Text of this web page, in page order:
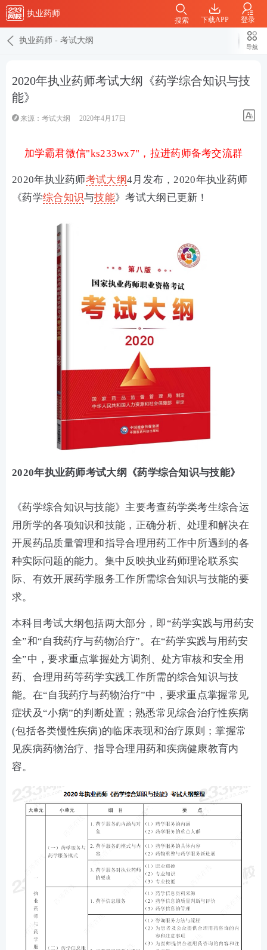
执业药师
下载APP 登录
搜索
执业药师 - 考试大纲
导航
2020年执业药师考试大纲《药学综合知识与技
能》
来源： 考试大纲 2020年4月17日
加学霸君微信"ks233wx7"，拉进药师备考交流群
2020年执业药师考试大纲4月发布，2020年执业药师
《药学综合知识与技能》考试大纲已更新！
2020年执业药师考试大纲《药学综合知识与技能》
《药学综合知识与技能》主要考查药学类考生综合运
用所学的各项知识和技能，正确分析、处理和解决在
开展药品质量管理和指导合理用药工作中所遇到的各
种实际问题的能力。集中反映执业药师理论联系实
际、有效开展药学服务工作所需综合知识与技能的要
求。
本科目考试大纲包括两大部分，即“药学实践与用药安
全”和“自我药疗与药物治疗”。在“药学实践与用药安
全”中，要求重点掌握处方调剂、处方审核和安全用
药、合理用药等药学实践工作所需的综合知识与技
能。在“自我药疗与药物治疗”中，要求重点掌握常见
症状及“小病”的判断处置；熟悉常见综合治疗性疾病
(包括各类慢性疾病)的临床表现和治疗原则；掌握常
见疾病药物治疗、指导合理用药和疾病健康教育内
容。